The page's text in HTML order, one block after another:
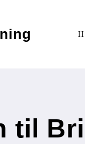
til